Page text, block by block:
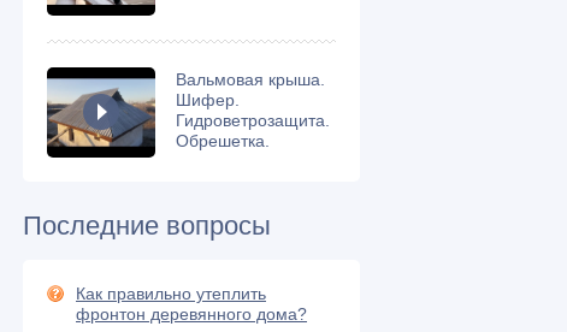
Вальмовая крыша.
Шифер.
Гидроветрозащита.
Обрешетка.
Последние вопросы
Как правильно утеплить
фронтон деревянного дома?